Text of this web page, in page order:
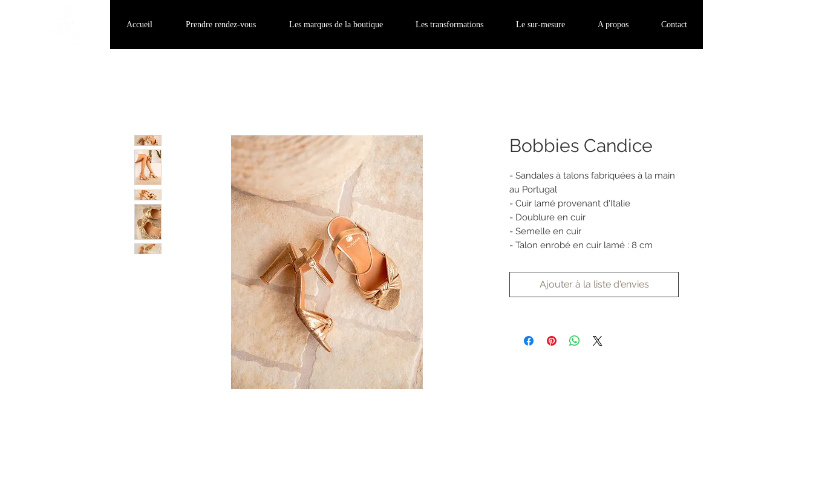
Accueil Prendre rendez-vous Les marques de la boutique Les transformations Le sur-mesure A propos Contact
Bobbies Candice
- Sandales à talons fabriquées à la main
au Portugal
- Cuir lamé provenant d'Italie
- Doublure en cuir
- Semelle en cuir
- Talon enrobé en cuir lamé : 8 cm
Ajouter à la liste d'envies